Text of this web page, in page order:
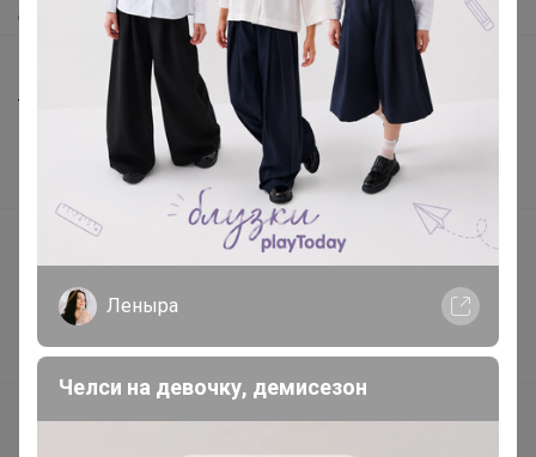
Доставка
Торговые марки
Наша команда
Подарочные сертификаты
Поставщикам
Вакансии
support@24-ok.ru
Леныра
Челси на девочку, демисезон